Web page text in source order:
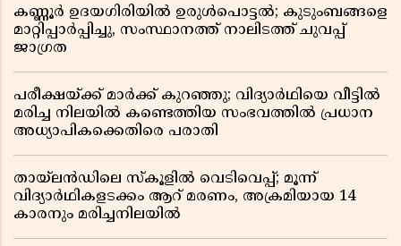
കണ്ണൂർ ഉദയഗിരിയിൽ ഉരുൾപൊട്ടൽ; കുടുംബങ്ങളെ
മാറ്റിപ്പാർപ്പിച്ചു, സംസ്ഥാനത്ത് നാലിടത്ത് ചുവപ്പ്
ജാഗ്രത
പരീക്ഷയ്ക്ക് മാർക്ക് കുറഞ്ഞു; വിദ്യാർഥിയെ വീട്ടിൽ
മരിച്ച നിലയിൽ കണ്ടെത്തിയ സംഭവത്തിൽ പ്രധാന
അധ്യാപികക്കെതിരെ പരാതി
തായ്‌ലൻഡിലെ സ്‌കൂളിൽ വെടിവെപ്പ്; മൂന്ന്
വിദ്യാർഥികളടക്കം ആറ് മരണം, അക്രമിയായ 14
കാരനും മരിച്ചനിലയിൽ